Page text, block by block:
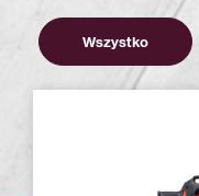
Wszystko